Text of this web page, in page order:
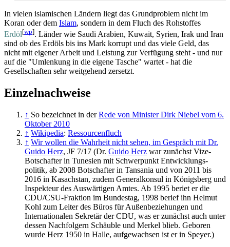
In vielen islamischen Ländern liegt das Grundproblem nicht im
Koran oder dem Islam, sondern in dem Fluch des Rohstoffes
Erdöl[wp]. Länder wie Saudi Arabien, Kuwait, Syrien, Irak und Iran
sind ob des Erdöls bis ins Mark korrupt und das viele Geld, das
nicht mit eigener Arbeit und Leistung zur Verfügung steht - und nur
auf die "Umlenkung in die eigene Tasche" wartet - hat die
Gesellschaften sehr weitgehend zersetzt.
Einzelnachweise
↑ So bezeichnet in derRede von Minister Dirk Niebel vom 6.
Oktober 2010
↑ Wikipedia: Ressourcenfluch
↑ Wir wollen die Wahrheit nicht sehen, im Gespräch mit Dr.
Guido Herz, JF 7/17 (Dr. Guido Herz war zunächst Vize-
Botschafter in Tunesien mit Schwerpunkt Entwicklungs­
politik, ab 2008 Botschafter in Tansania und von 2011 bis
2016 in Kasachstan, zudem Generalkonsul in Königsberg und
Inspekteur des Auswärtigen Amtes. Ab 1995 beriet er die
CDU/CSU-Fraktion im Bundestag, 1998 berief ihn Helmut
Kohl zum Leiter des Büros für Außen­beziehungen und
Internationalen Sekretär der CDU, was er zunächst auch unter
dessen Nachfolgern Schäuble und Merkel blieb. Geboren
wurde Herz 1950 in Halle, aufgewachsen ist er in Speyer.)